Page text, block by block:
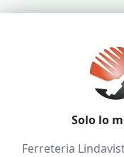
Solo lo
Ferreteria